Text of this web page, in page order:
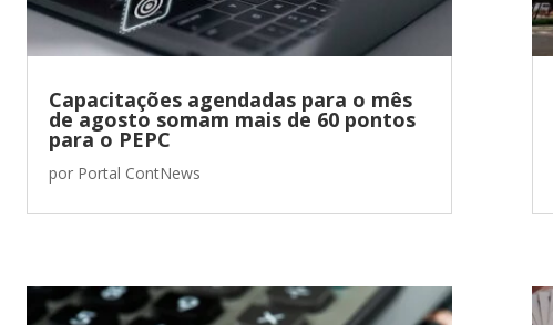
Capacitações agendadas para o mês
de agosto somam mais de 60 pontos
para o PEPC
por Portal ContNews